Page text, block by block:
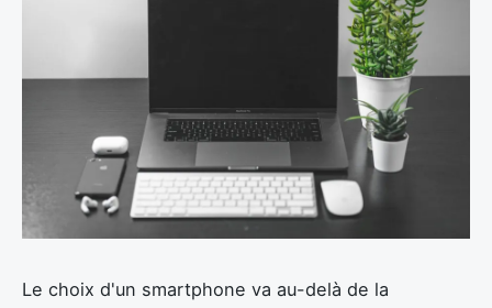
Le choix d'un smartphone va au-delà de la